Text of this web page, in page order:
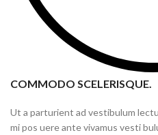
COMMODO SCELERISQUE.
Ut a parturient ad vestibulum
mi pos uere ante vivamus vesti